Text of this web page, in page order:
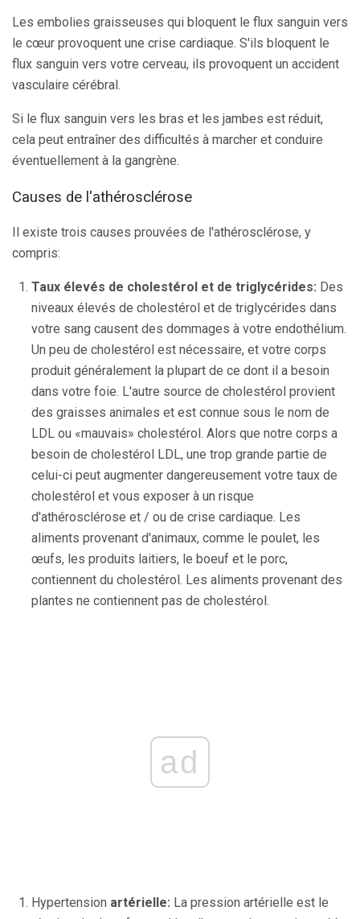
Les embolies graisseuses qui bloquent le flux sanguin vers
le cœur provoquent une crise cardiaque. S'ils bloquent le
flux sanguin vers votre cerveau, ils provoquent un accident
vasculaire cérébral.
Si le flux sanguin vers les bras et les jambes est réduit,
cela peut entraîner des difficultés à marcher et conduire
éventuellement à la gangrène.
Causes de l'athérosclérose
Il existe trois causes prouvées de l'athérosclérose, y
compris:
Taux élevés de cholestérol et de triglycérides: Des
niveaux élevés de cholestérol et de triglycérides dans
votre sang causent des dommages à votre endothélium.
Un peu de cholestérol est nécessaire, et votre corps
produit généralement la plupart de ce dont il a besoin
dans votre foie. L'autre source de cholestérol provient
des graisses animales et est connue sous le nom de
LDL ou «mauvais» cholestérol. Alors que notre corps a
besoin de cholestérol LDL, une trop grande partie de
celui-ci peut augmenter dangereusement votre taux de
cholestérol et vous exposer à un risque
d'athérosclérose et / ou de crise cardiaque. Les
aliments provenant d'animaux, comme le poulet, les
œufs, les produits laitiers, le boeuf et le porc,
contiennent du cholestérol. Les aliments provenant des
plantes ne contiennent pas de cholestérol.
ad
Hypertension artérielle: La pression artérielle est le